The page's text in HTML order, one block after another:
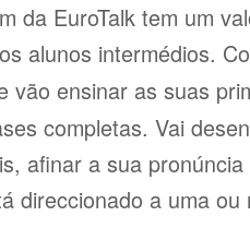
da EuroTalk tem um
alunos intermédios.
vão ensinar as suas
completas. Vai
afinar a sua
direccionado a uma